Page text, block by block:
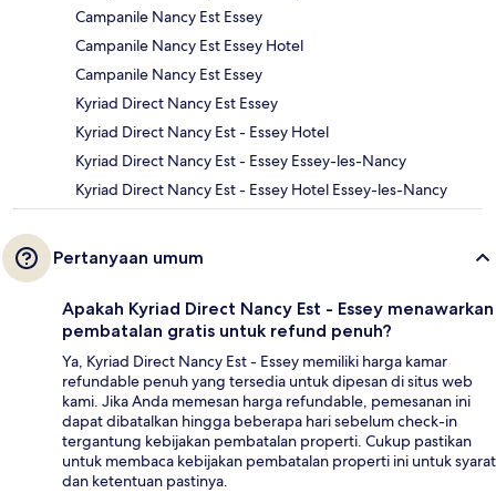
Campanile Nancy Est Essey
Campanile Nancy Est Essey Hotel
Campanile Nancy Est Essey
Kyriad Direct Nancy Est Essey
Kyriad Direct Nancy Est - Essey Hotel
Kyriad Direct Nancy Est - Essey Essey-les-Nancy
Kyriad Direct Nancy Est - Essey Hotel Essey-les-Nancy
Pertanyaan umum
Apakah Kyriad Direct Nancy Est - Essey menawarkan
pembatalan gratis untuk refund penuh?
Ya, Kyriad Direct Nancy Est - Essey memiliki harga kamar
refundable penuh yang tersedia untuk dipesan di situs web
kami. Jika Anda memesan harga refundable, pemesanan ini
dapat dibatalkan hingga beberapa hari sebelum check-in
tergantung kebijakan pembatalan properti. Cukup pastikan
untuk membaca kebijakan pembatalan properti ini untuk syarat
dan ketentuan pastinya.